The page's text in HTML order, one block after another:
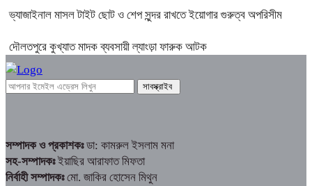
ভ্যাজাইনাল মাসল টাইট ছোট ও শেপ সুন্দর রাখতে ইয়োগার গুরুত্ব অপরিসীম
দৌলতপুরে কুখ্যাত মাদক ব্যবসায়ী ল্যাংড়া ফারুক আটক
সম্পাদক ও প্রকাশকঃডা: কামরুল ইসলাম মনা
সহ-সম্পাদকঃইয়াছির আরাফাত মিফতা
নির্বাহী সম্পাদকঃমো. জাকির হোসেন মিথুন